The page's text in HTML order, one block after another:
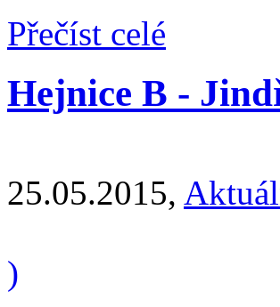
Přečíst celé
Hejnice B -
25.05.2015,
)